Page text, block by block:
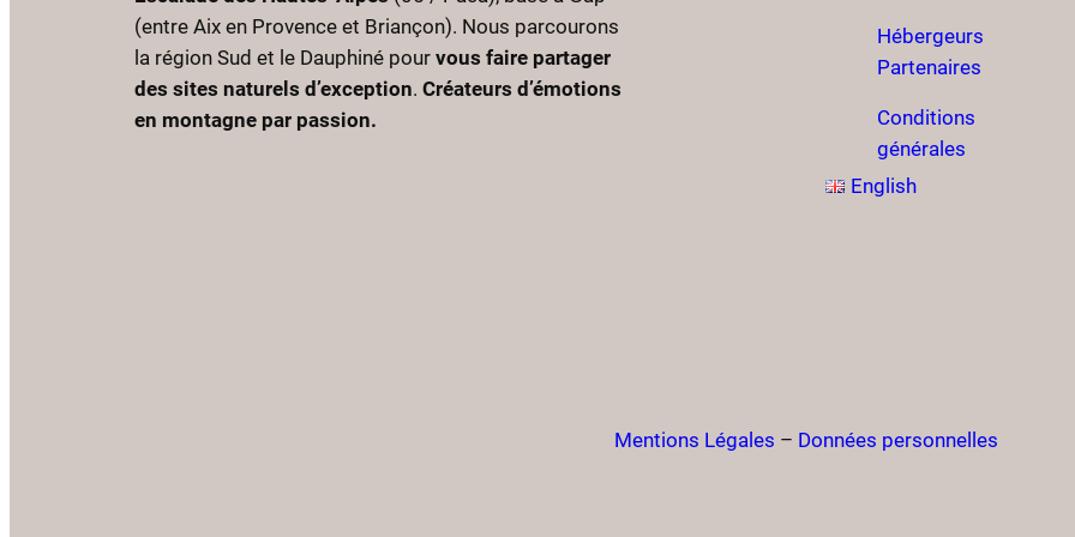
(entre Aix en Provence et Briançon). Nous parcourons
la région Sud et le Dauphiné pour vous faire partager
des sites naturels d’exception. Créateurs d’émotions
en montagne par passion.
Hébergeurs
Partenaires
Conditions
générales
English
Mentions Légales – Données personnelles